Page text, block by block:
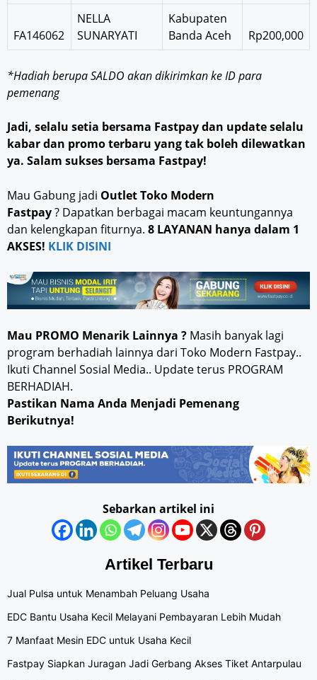
FA146062
NELLA
SUNARYATI
Kabupaten
Banda Aceh
Rp200,000
*Hadiah berupa SALDO akan dikirimkan ke ID para
pemenang
Jadi, selalu setia bersama Fastpay dan update selalu
kabar dan promo terbaru yang tak boleh dilewatkan
ya. Salam sukses bersama Fastpay!
Mau Gabung jadi Outlet Toko Modern
Fastpay? Dapatkan berbagai macam keuntungannya
dan kelengkapan fiturnya. 8 LAYANAN hanya dalam 1
AKSES! KLIK DISINI
Mau PROMO Menarik Lainnya ? Masih banyak lagi
program berhadiah lainnya dari Toko Modern Fastpay..
Ikuti Channel Sosial Media.. Update terus PROGRAM
BERHADIAH.
Pastikan Nama Anda Menjadi Pemenang
Berikutnya!
Sebarkan artikel ini
Artikel Terbaru
Jual Pulsa untuk Menambah Peluang Usaha
EDC Bantu Usaha Kecil Melayani Pembayaran Lebih Mudah
7 Manfaat Mesin EDC untuk Usaha Kecil
Fastpay Siapkan Juragan Jadi Gerbang Akses Tiket Antarpulau